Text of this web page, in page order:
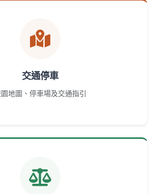
交通停車
地圖、停車場及交通指引